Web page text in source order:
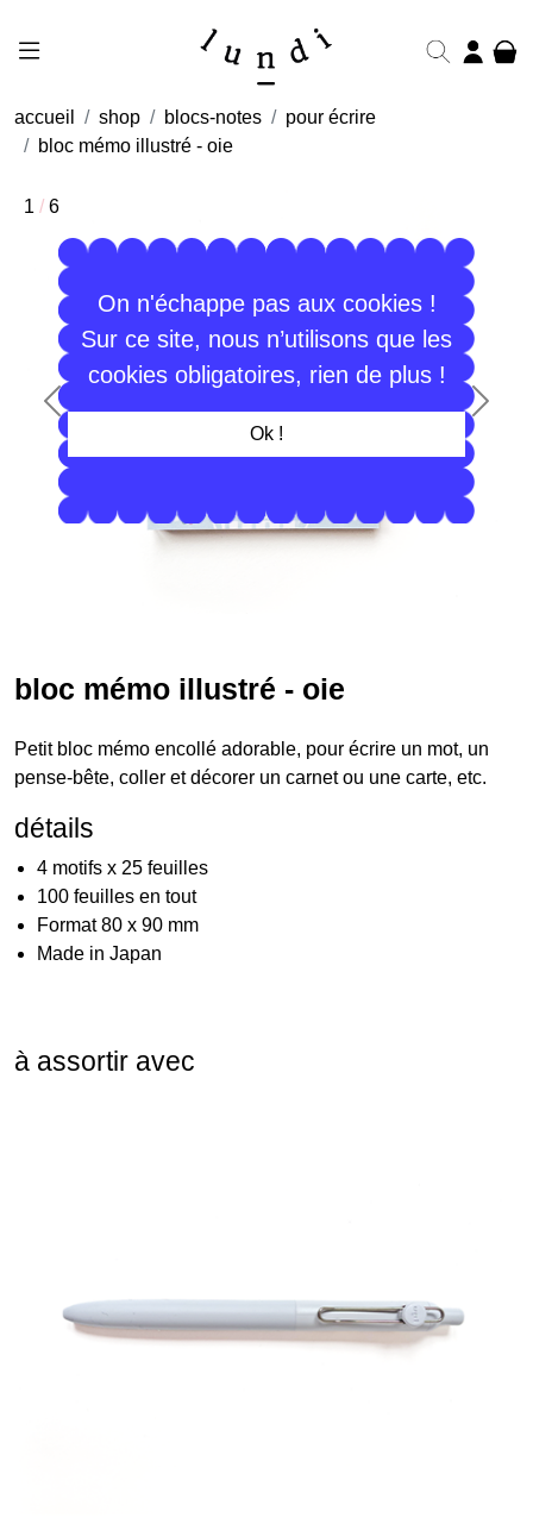
On n'échappe pas aux cookies !
Sur ce site, nous n’utilisons que les
cookies obligatoires, rien de plus !
Ok !
accueil shop blocs-notes
pour écrire
bloc mémo illustré - oie
1 / 6
Précédent
bloc mémo illustré - oie
Petit bloc mémo encollé adorable, pour écrire un mot, un
pense-bête, coller et décorer un carnet ou une carte, etc.
détails
4 motifs x 25 feuilles
100 feuilles en tout
Format 80 x 90 mm
Made in Japan
à assortir avec